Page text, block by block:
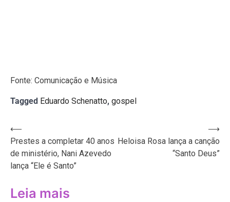
Fonte: Comunicação e Música
Tagged Eduardo Schenatto, gospel
Navegação
de
Post
⟵
Prestes a completar 40 anos
de ministério, Nani Azevedo
lança “Ele é Santo”
Heloisa Rosa lança a canção
“Santo Deus”
⟶
Leia mais